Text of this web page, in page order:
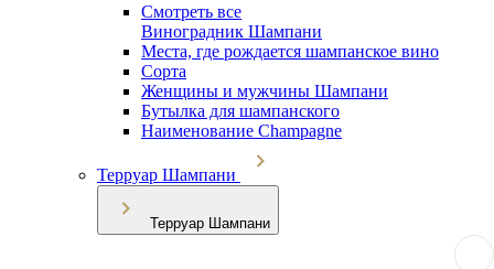
Смотреть все
Виноградник Шампани
Места, где рождается шампанское вино
Сорта
Женщины и мужчины Шампани
Бутылка для шампанского
Наименование Champagne
Терруар Шампани
Терруар Шампани